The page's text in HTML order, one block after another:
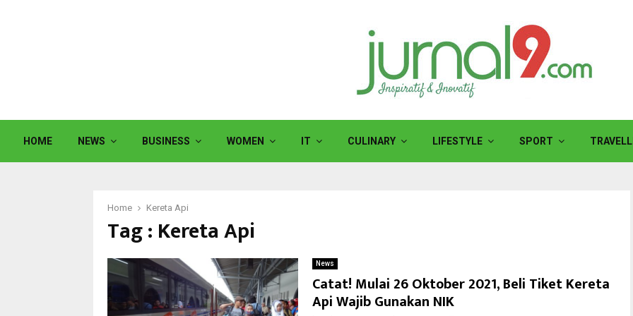
HOME NEWS BUSINESS WOMEN IT CULINARY LIFESTYLE SPORT
Home Kereta Api
Tag : Kereta Api
News
Catat! Mulai 26 Oktober 2021, Beli Tiket Kereta
Api Wajib Gunakan NIK